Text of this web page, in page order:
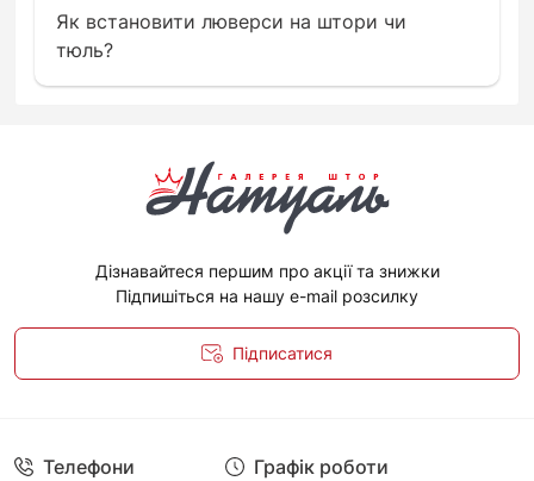
Як встановити люверси на штори чи
тюль?
Дізнавайтеся першим про акції та знижки
Підпишіться на нашу e-mail розсилку
Підписатися
Телефони Графік роботи